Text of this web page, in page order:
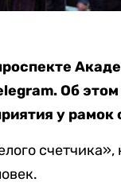
Об
у